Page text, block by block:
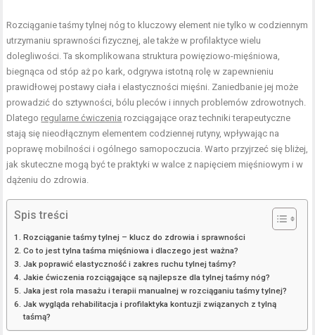
Rozciąganie taśmy tylnej nóg to kluczowy element nie tylko w codziennym
utrzymaniu sprawności fizycznej, ale także w profilaktyce wielu
dolegliwości. Ta skomplikowana struktura powięziowo-mięśniowa,
biegnąca od stóp aż po kark, odgrywa istotną rolę w zapewnieniu
prawidłowej postawy ciała i elastyczności mięśni. Zaniedbanie jej może
prowadzić do sztywności, bólu pleców i innych problemów zdrowotnych.
Dlatego regularne ćwiczenia rozciągające oraz techniki terapeutyczne
stają się nieodłącznym elementem codziennej rutyny, wpływając na
poprawę mobilności i ogólnego samopoczucia. Warto przyjrzeć się bliżej,
jak skuteczne mogą być te praktyki w walce z napięciem mięśniowym i w
dążeniu do zdrowia.
Spis treści
Rozciąganie taśmy tylnej – klucz do zdrowia i sprawności
Co to jest tylna taśma mięśniowa i dlaczego jest ważna?
Jak poprawić elastyczność i zakres ruchu tylnej taśmy?
Jakie ćwiczenia rozciągające są najlepsze dla tylnej taśmy nóg?
Jaka jest rola masażu i terapii manualnej w rozciąganiu taśmy tylnej?
Jak wygląda rehabilitacja i profilaktyka kontuzji związanych z tylną
taśmą?